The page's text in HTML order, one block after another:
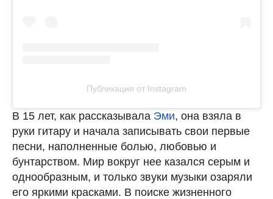
Публикация от Instagram
В 15 лет, как рассказывала Эми, она взяла в
руки гитару и начала записывать свои первые
песни, наполненные болью, любовью и
бунтарством. Мир вокруг нее казался серым и
однообразным, и только звуки музыки озаряли
его яркими красками. В поиске жизненного